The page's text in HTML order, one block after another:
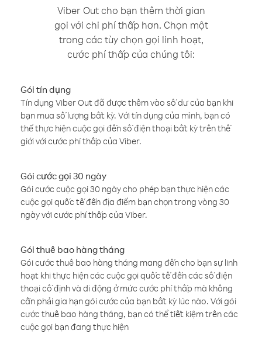
Viber Out cho bạn thêm thời gian
gọi với chi phí thấp hơn. Chọn một
trong các tùy chọn gọi linh hoạt,
cước phí thấp của chúng tôi:
Gói tín dụng
Tín dụng Viber Out đã được thêm vào số dư của bạn khi
bạn mua số lượng bất kỳ. Với tín dụng của mình, bạn có
thể thực hiện cuộc gọi đến số điện thoại bất kỳ trên thế
giới với cước phí thấp của Viber.
Gói cước gọi 30 ngày
Gói cước cuộc gọi 30 ngày cho phép bạn thực hiện các
cuộc gọi quốc tế đến địa điểm bạn chọn trong vòng 30
ngày với cước phí thấp của Viber.
Gói thuê bao hàng tháng
Gói cước thuê bao hàng tháng mang đến cho bạn sự linh
hoạt khi thực hiện các cuộc gọi quốc tế đến các số điện
thoại cố định và di động ở mức cước phí thấp mà không
cần phải gia hạn gói cước của bạn bất kỳ lúc nào. Với gói
cước thuê bao hàng tháng, bạn có thể tiết kiệm trên các
cuộc gọi bạn đang thực hiện